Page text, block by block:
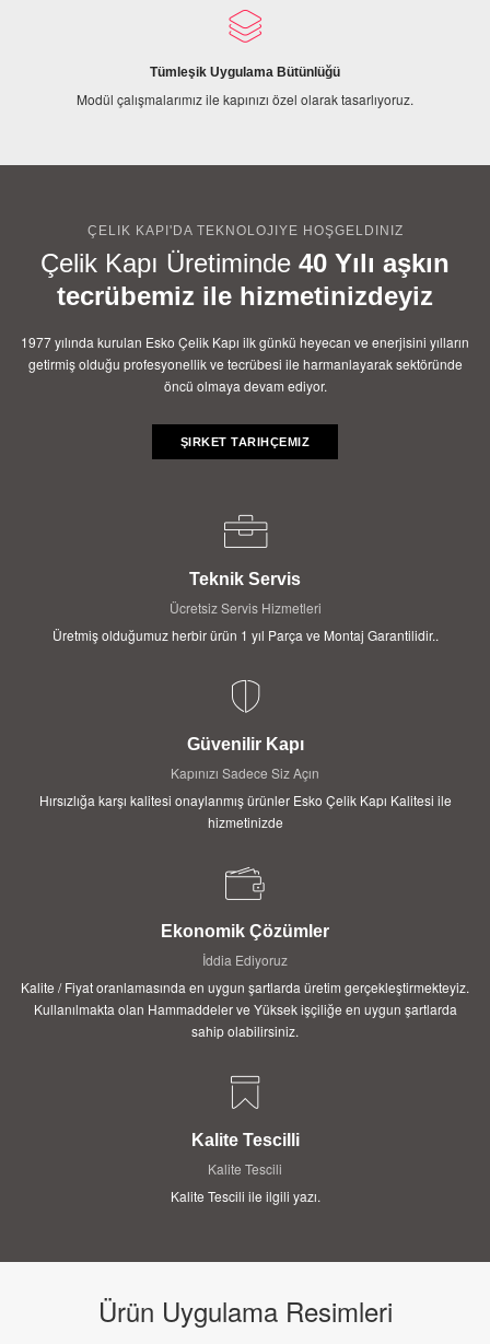
Tümleşik Uygulama Bütünlüğü
Modül çalışmalarımız ile kapınızı özel olarak tasarlıyoruz.
ÇELIK KAPI'DA TEKNOLOJIYE HOŞGELDINIZ
Çelik Kapı Üretiminde 40 Yılı aşkın
tecrübemiz ile hizmetinizdeyiz
1977 yılında kurulan Esko Çelik Kapı ilk günkü heyecan ve enerjisini yılların
getirmiş olduğu profesyonellik ve tecrübesi ile harmanlayarak sektöründe
öncü olmaya devam ediyor.
ŞIRKET TARIHÇEMIZ
Teknik Servis
Ücretsiz Servis Hizmetleri
Üretmiş olduğumuz herbir ürün 1 yıl Parça ve Montaj Garantilidir..
Güvenilir Kapı
Kapınızı Sadece Siz Açın
Hırsızlığa karşı kalitesi onaylanmış ürünler Esko Çelik Kapı Kalitesi ile
hizmetinizde
Ekonomik Çözümler
İddia Ediyoruz
Kalite / Fiyat oranlamasında en uygun şartlarda üretim gerçekleştirmekteyiz.
Kullanılmakta olan Hammaddeler ve Yüksek işçiliğe en uygun şartlarda
sahip olabilirsiniz.
Kalite Tescilli
Kalite Tescili
Kalite Tescili ile ilgili yazı.
Ürün Uygulama Resimleri